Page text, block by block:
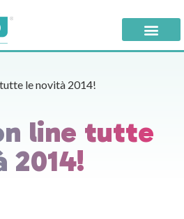
le novità 2014!
line tutte
2014!